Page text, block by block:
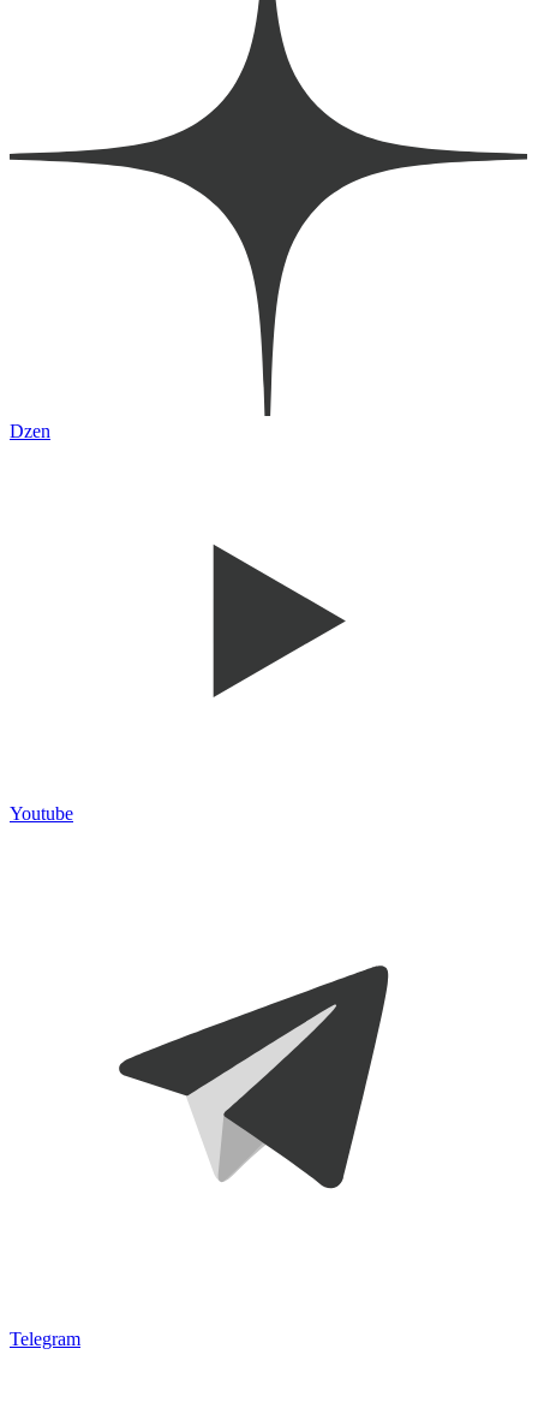
Dzen
Youtube
Telegram